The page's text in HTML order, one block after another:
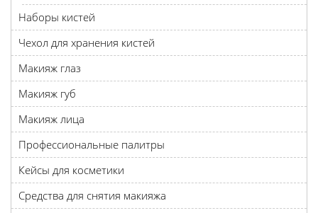
Наборы кистей
Чехол для хранения кистей
Макияж глаз
Макияж губ
Макияж лица
Профессиональные палитры
Кейсы для косметики
Средства для снятия макияжа